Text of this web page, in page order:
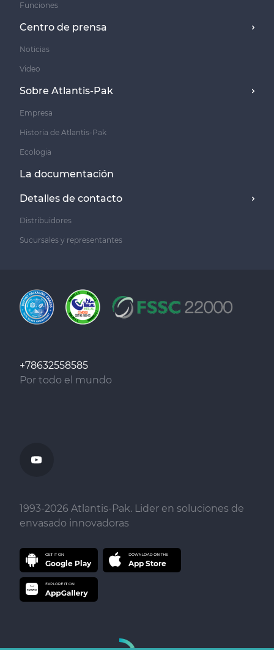
Funciones
Centro de prensa
Noticias
Video
Sobre Atlantis-Pak
Empresa
Historia de Atlantis-Pak
Ecologia
La documentación
Detalles de contacto
Distribuidores
Sucursales y representantes
+78632558585
Por todo el mundo
1993-2026 Atlantis-Pak. Lider en soluciones de
envasado innovadoras